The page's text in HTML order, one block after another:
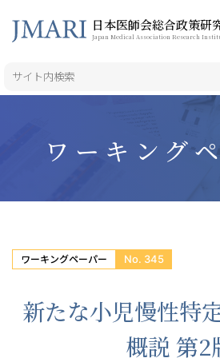
日本医師会総合政策研
Japan Medical Association Research
ワーキング
ワーキングペーパー No. 345
新たな小児慢性特
概説 第2